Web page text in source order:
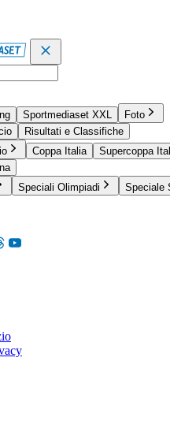
Sportmediaset XXL
Foto
Risultati e Classifiche
Coppa Italia Supercoppa
Speciali Olimpiadi Speciale